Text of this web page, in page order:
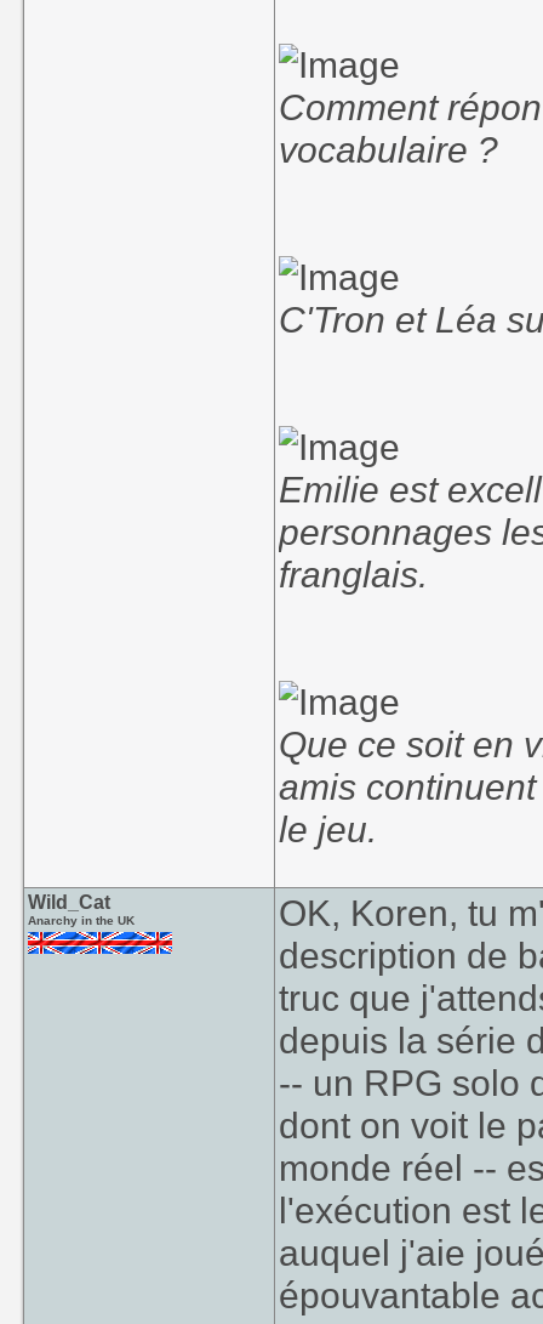
Comment
vocabulaire ?
C'Tron et Léa
Emilie est
personnages
franglais.
Que ce soit en
amis
le jeu.
Wild_Cat
Anarchy in the UK
OK, Koren, tu
description de
truc que
depuis la série
-- un RPG solo
dont on voit le
monde réel --
l'exécution est
auquel j'aie
épouvantable